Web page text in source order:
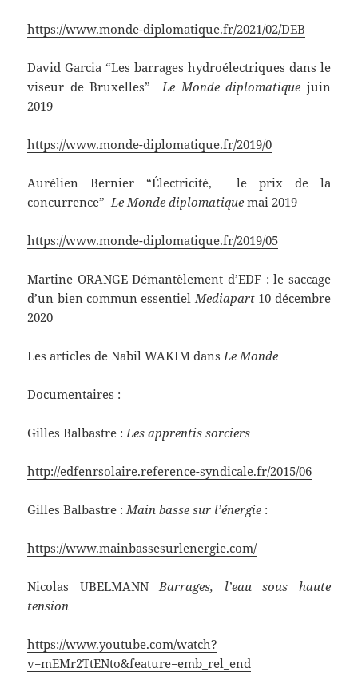
https://www.monde-diplomatique.fr/2021/02/DEB
David Garcia “Les barrages hydroélectriques dans le
viseur de Bruxelles”Le Monde diplomatique juin
2019
https://www.monde-diplomatique.fr/2019/0
Aurélien Bernier “Électricité, le prix de la
concurrence”Le Monde diplomatique mai 2019
https://www.monde-diplomatique.fr/2019/05
Martine ORANGE Démantèlement d’EDF : le saccage
d’un bien commun essentielMediapart 10 décembre
2020
Les articles de Nabil WAKIM dansLe Monde
Documentaires :
Gilles Balbastre :Les apprentis sorciers
http://edfenrsolaire.reference-syndicale.fr/2015/06
Gilles Balbastre :Main basse sur l’énergie :
https://www.mainbassesurlenergie.com/
Nicolas UBELMANNBarrages, l’eau sous haute
tension
https://www.youtube.com/watch?
v=mEMr2TtENto&feature=emb_rel_end